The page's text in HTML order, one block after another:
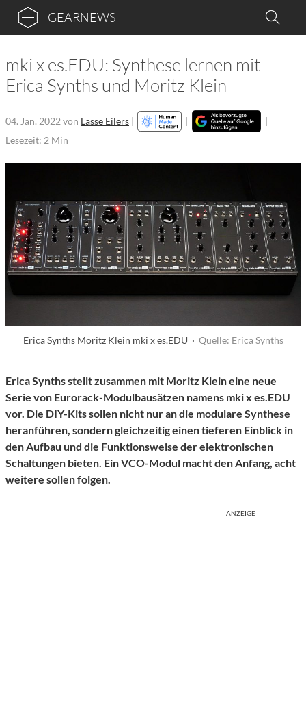
GEARNEWS
mki x es.EDU: Synthese lernen mit
Erica Synths und Moritz Klein
04. Jan. 2022 von Lasse Eilers | |
|
Lesezeit: 2 Min
Erica Synths Moritz Klein mki x es.EDU · Quelle: Erica Synths
Erica Synths stellt zusammen mit Moritz Klein eine neue
Serie von Eurorack-Modulbausätzen namens mki x es.EDU
vor. Die DIY-Kits sollen nicht nur an die modulare Synthese
heranführen, sondern gleichzeitig einen tieferen Einblick in
den Aufbau und die Funktionsweise der elektronischen
Schaltungen bieten. Ein VCO-Modul macht den Anfang, acht
weitere sollen folgen.
ANZEIGE